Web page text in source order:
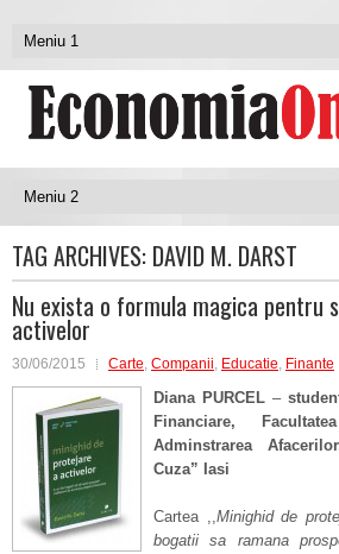
TAG ARCHIVES: DAVID M. DARST
Nu exista o formula magica pentru
activelor
30/06/2015 Carte, Companii, Educatie, Finante
Diana PURCEL –
Financiare,
Adminstrarea
Cuza” Iasi
Cartea ,,Minighid de
bogatii sa ramana